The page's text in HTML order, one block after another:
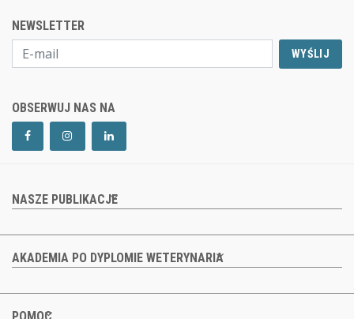
NEWSLETTER
WYŚLIJ
OBSERWUJ NAS NA
NASZE PUBLIKACJE
AKADEMIA PO DYPLOMIE WETERYNARIA